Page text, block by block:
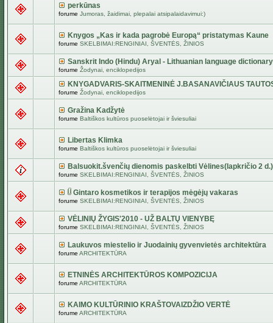
perkūnas
forume Jumoras, žaidimai, plepalai atsipalaidavimui:)
Knygos „Kas ir kada pagrobė Europą“ pristatymas Kaune
forume SKELBIMAI:RENGINIAI, ŠVENTĖS, ŽINIOS
Sanskrit Indo (Hindu) Aryal - Lithuanian language dictionary
forume Žodynai, enciklopedijos
KNYGADVARIS-SKAITMENINĖ J.BASANAVIČIAUS
forume Žodynai, enciklopedijos
Gražina Kadžytė
forume Baltiškos kultūros puoselėtojai ir šviesuliai
Libertas Klimka
forume Baltiškos kultūros puoselėtojai ir šviesuliai
Balsuokit.švenčių dienomis paskelbti Vėlines(lapkričio 2 d.)
forume SKELBIMAI:RENGINIAI, ŠVENTĖS, ŽINIOS
Gintaro kosmetikos ir terapijos mėgėjų vakaras
forume SKELBIMAI:RENGINIAI, ŠVENTĖS, ŽINIOS
VĖLINIŲ ŽYGIS'2010 - UŽ BALTŲ VIENYBĘ
forume SKELBIMAI:RENGINIAI, ŠVENTĖS, ŽINIOS
Laukuvos miestelio ir Juodainių gyvenvietės architektūra
forume ARCHITEKTŪRA
ETNINĖS ARCHITEKTŪROS KOMPOZICIJA
forume ARCHITEKTŪRA
KAIMO KULTŪRINIO KRAŠTOVAIZDŽIO VERTĖ
forume ARCHITEKTŪRA